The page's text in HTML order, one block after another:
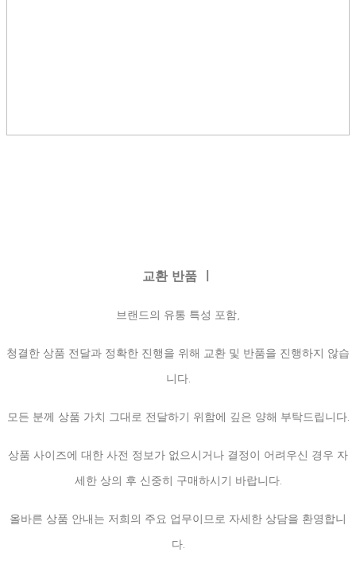
교환 반품 ㅣ
브랜드의 유통 특성 포함,
청결한 상품 전달과 정확한 진행을 위해 교환 및 반품을 진행하지 않습
니다.
모든 분께 상품 가치 그대로 전달하기 위함에 깊은 양해 부탁드립니다.
상품 사이즈에 대한 사전 정보가 없으시거나 결정이 어려우신 경우 자
세한 상의 후 신중히 구매하시기 바랍니다.
올바른 상품 안내는 저희의 주요 업무이므로 자세한 상담을 환영합니
다.